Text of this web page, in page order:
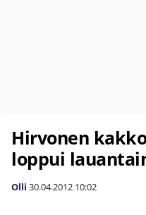
Hirvonen
loppui
Olli 30.04.2012 10:02